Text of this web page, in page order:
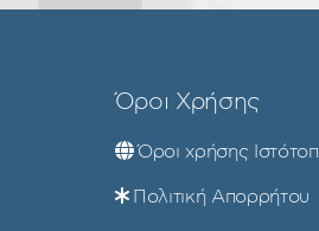
Όροι Χρήσης
Όροι χρήσης
Πολιτική Απορρήτου